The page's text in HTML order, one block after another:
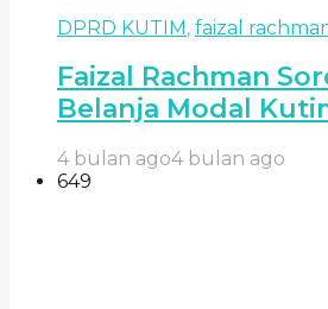
DPRD KUTIM, faizal
Faizal Rachman
Belanja Modal
4 bulan ago4 bulan ago
649